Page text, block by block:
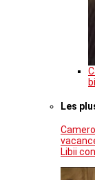
Les
Libii